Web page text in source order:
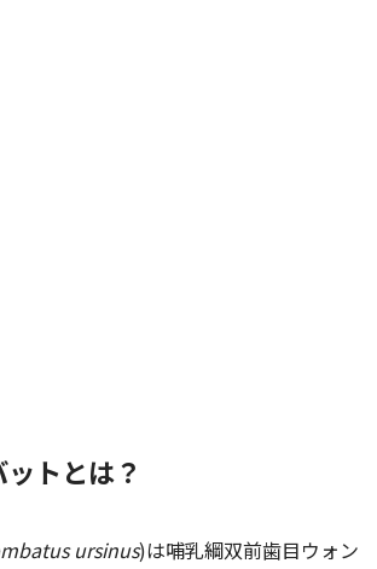
トとは？
ursinus)は哺乳綱双前歯目ウォン